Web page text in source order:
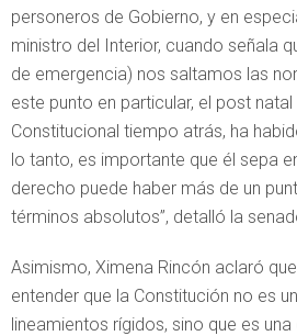
personeros de Gobierno, y en
ministro del Interior, cuando señala
de emergencia) nos saltamos las
este punto en particular, el post natal
Constitucional tiempo atrás, ha
lo tanto, es importante que él sepa
derecho puede haber más de un
términos absolutos”, detalló la
Asimismo, Ximena Rincón aclaró
entender que la Constitución no es
lineamientos rígidos, sino que es